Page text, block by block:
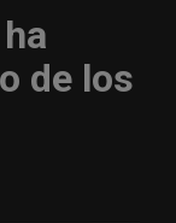
de los